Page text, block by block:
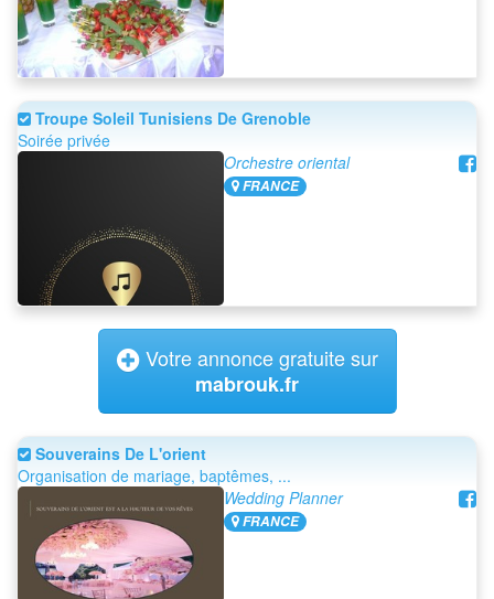
Troupe Soleil Tunisiens De Grenoble
Soirée privée
Orchestre oriental
FRANCE
Votre annonce gratuite sur
mabrouk.fr
Souverains De L'orient
Organisation de mariage, baptêmes, ...
Wedding Planner
FRANCE